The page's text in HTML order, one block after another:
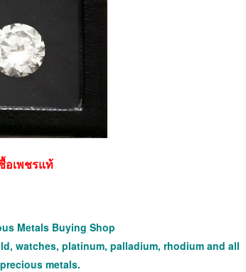
อเพชรแท้
Metals Buying Shop
watches, platinum, palladium, rhodium and all
metals.